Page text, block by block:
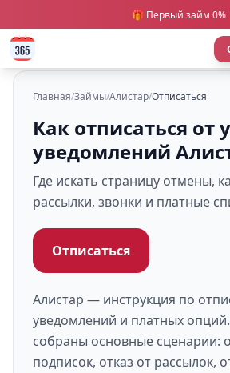
🎁 Первый займ 0%
Главная/Займы/Алистар/Отписаться
Как отписаться от
уведомлений
Где искать страницу отмены,
рассылки, звонки и платные
Отписаться
Алистар — инструкция по
уведомлений и платных
собраны основные сценарии:
подписок, отказ от рассылок,